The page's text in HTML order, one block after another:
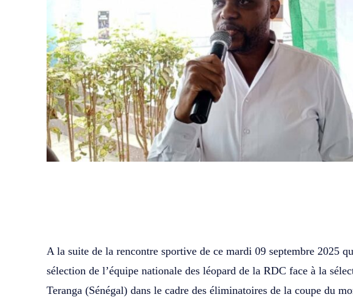
‎A la suite de la rencontre sportive de ce mardi 09 septembre 2025
sélection de l’équipe nationale des léopard de la RDC face à la
Teranga (Sénégal) dans le cadre des éliminatoires de la coupe du